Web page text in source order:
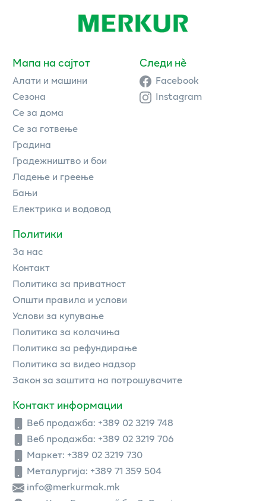
Мапа на сајтот
Алати и машини
Сезона
Се за дома
Се за готвење
Градина
Градежништво и бои
Ладење и греење
Бањи
Електрика и водовод
Политики
За нас
Контакт
Политика за приватност
Општи правила и услови
Услови за купување
Политика за колачиња
Политика за рефундирање
Политика за видео надзор
Закон за заштита на потрошувачите
Контакт информации
Веб продажба: +389 02 3219 748
Веб продажба: +389 02 3219 706
Маркет: +389 02 3219 730
Металургија: +389 71 359 504
info@merkurmak.mk
Следи нè
Facebook
Instagram